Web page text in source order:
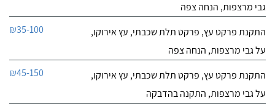
גבי מרצפות, הנחה צפה
התקנת פרקט עץ, פרקט תלת שכבתי, עץ אירוקו,
על גבי מרצפות, הנחה צפה
₪35-100
התקנת פרקט עץ, פרקט תלת שכבתי, עץ אירוקו,
על גבי מרצפות, התקנה בהדבקה
₪45-150